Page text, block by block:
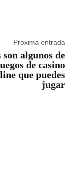
Próxima entrada
son algunos de
de casino
que puedes
jugar